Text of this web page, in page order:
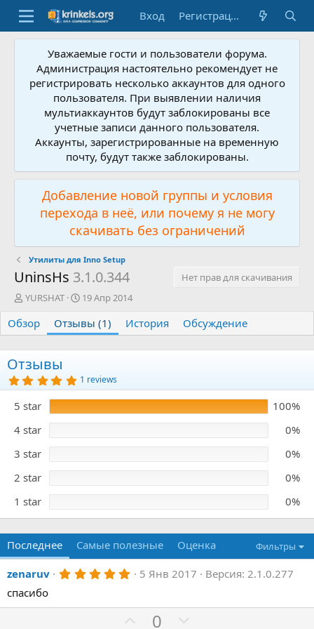
Вход Регистрация
Уважаемые гости и пользователи форума.
Администрация настоятельно рекомендует не
регистрировать несколько аккаунтов для одного
пользователя. При выявлении наличия
мультиаккаунтов будут заблокированы все
учетные записи данного пользователя.
Аккаунты, зарегистрированные на временную
почту, будут также заблокированы.
Добавление новой группы и условия
перехода в неё, или почему я не могу
скачивать без ограничений
Утилиты для Inno Setup
UninsHs 3.1.0.344
Нет прав для скачивания
А
т
о
р
YURSHAT
Д
т
а
с
д
а
н
и
я
19 Апр 2014
Обзор Отзывы (1) История Обсуждение
Отзывы
5
.
0
0
з
ё
з
1 reviews
5 star
100%
4 star
0%
3 star
0%
2 star
0%
1 star
0%
Последнее Самые полезные Оценка Фильтры
zenaruv 5
0
5 Янв 2017
Версия: 2.1.0.277
спасибо
П0